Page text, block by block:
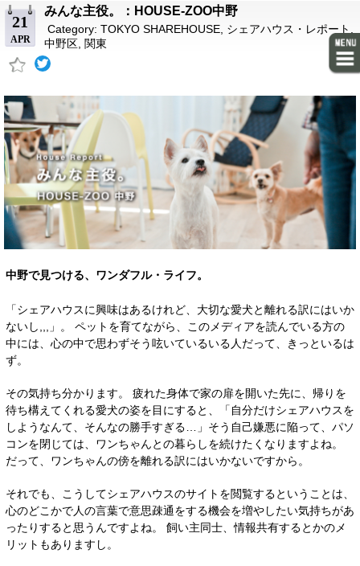
21
APR
みんな主役。：HOUSE-ZOO中野
Category: TOKYO SHAREHOUSE シェアハウス・レポート
中野区 関東
中野で見つける、ワンダフル・ライフ。
「シェアハウスに興味はあるけれど、大切な愛犬と離れる訳にはいか
ないし,,,」。 ペットを育てながら、このメディアを読んでいる方の
中には、心の中で思わずそう呟いているいる人だって、きっといるは
ず。
その気持ち分かります。 疲れた身体で家の扉を開いた先に、帰りを
待ち構えてくれる愛犬の姿を目にすると、「自分だけシェアハウスを
しようなんて、そんなの勝手すぎる…」そう自己嫌悪に陥って、パソ
コンを閉じては、ワンちゃんとの暮らしを続けたくなりますよね。
だって、ワンちゃんの傍を離れる訳にはいかないですから。
それでも、こうしてシェアハウスのサイトを閲覧するということは、
心のどこかで人の言葉で意思疎通をする機会を増やしたい気持ちがあ
ったりすると思うんですよね。 飼い主同士、情報共有するとかのメ
リットもありますし。